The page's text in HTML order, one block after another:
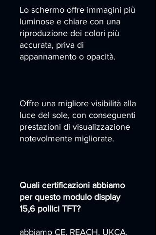
Lo schermo offre immagini più
luminose e chiare con una
riproduzione dei colori più
accurata, priva di
appannamento o opacità.
Offre una migliore visibilità alla
luce del sole, con conseguenti
prestazioni di visualizzazione
notevolmente migliorate.
Quali certificazioni abbiamo
per questo modulo display
15,6 pollici TFT?
abbiamo CE, REACH, UKCA,